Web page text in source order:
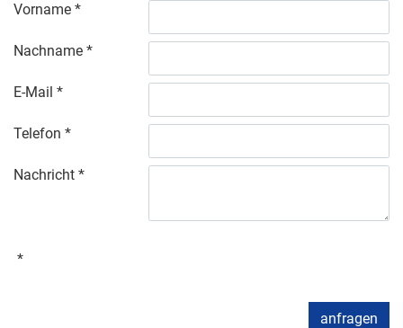
Vorname
Nachname
E-Mail
Telefon
Nachricht
anfragen